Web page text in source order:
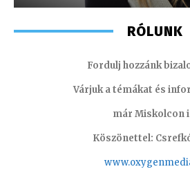
RÓLUNK
Fordulj hozzánk
Várjuk a témákat és
már Miskolcon
Köszönettel:
www.oxyge